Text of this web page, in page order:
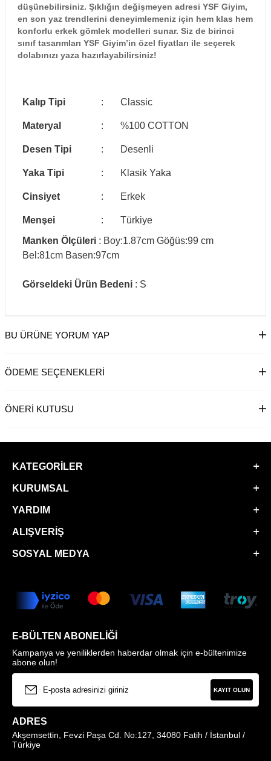
düşünebilirsiniz. Şıklığın değişmeyen adresi YSF Giyim,
en son yaz trendlerini deneyimlemeniz için hem klas hem
konforlu erkek gömlek modelleri sunar. Siz de birinci
sınıf tasarımları YSF Giyim’in özel fiyatları ile seçerek
dolabınızı yaza hazırlayabilirsiniz!
Kalıp Tipi : Classic
Materyal : %100 COTTON
Desen Tipi : Desenli
Yaka Tipi : Klasik Yaka
Cinsiyet : Erkek
Menşei :
Türkiye
Manken Ölçüleri : Boy:1.87cm Göğüs:99 cm
Bel:81cm Basen:97cm
Görseldeki Ürün Bedeni : S
BU ÜRÜNE YORUM YAP
ÖDEME SEÇENEKLERI
ÖNERI KUTUSU
KATEGORILER
KURUMSAL
YARDIM
ALIŞVERIŞ
SOSYAL MEDYA
E-BÜLTEN ABONELIĞI
Kampanya ve yeniliklerden haberdar olmak için e-bültenimize
abone olun!
KAYIT OLUN
ADRES
Akşemsettin, Fevzi Paşa Cd. No:127, 34080 Fatih / İstanbul /
Türkiye